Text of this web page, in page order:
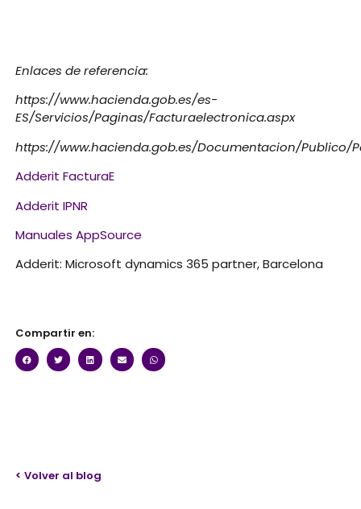
Enlaces de referencia:
https://www.hacienda.gob.es/es-
ES/Servicios/Paginas/Facturaelectronica.aspx
https://www.hacienda.gob.es/Documentacion/Publico/
Adderit FacturaE
Adderit IPNR
Manuales AppSource
Adderit: Microsoft dynamics 365 partner, Barcelona
Compartir en:
< Volver al blog